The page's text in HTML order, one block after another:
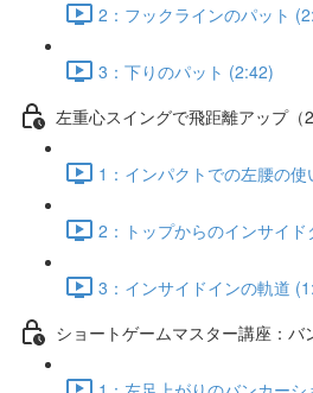
2：フックラインのパット
3：下りのパット (2:42)
左重心スイングで飛距離アップ（2
1：インパクトでの左腰の
2：トップからのインサイ
3：インサイドインの軌道
ショートゲームマスター講座：バ